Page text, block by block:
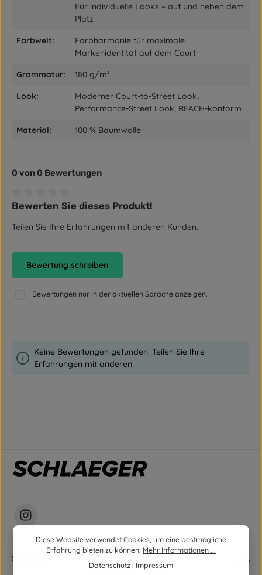
Für individuelle Looks – auf und neben dem
Platz
Farbwelt:
Farbharmonie für maximale
Markenidentität auf dem Court
Grammatur: 180 g/m²
Look:
Moderner Court-to-Street Look,
Performance-Street Look, REACH-konform
Material: 100 % Baumwolle
0 von 0 Bewertungen
Durchschnittliche Bewertung von 0 von 5 Sternen
Bewerten Sie dieses Produkt!
Teilen Sie Ihre Erfahrungen mit anderen Kunden.
Bewertung schreiben
Bewertungen nur in der aktuellen Sprache anzeigen.
Keine Bewertungen gefunden. Teilen Sie Ihre
Erfahrungen mit anderen.
Service
Diese Website verwendet Cookies, um eine bestmögliche
Erfahrung bieten zu können. Mehr Informationen ...
Datenschutz | Impressum